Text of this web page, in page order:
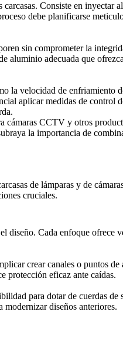
Consiste en
debe planificarse
sin comprometer la
aluminio adecuada que
la velocidad de
aplicar medidas de control
CCTV y otros
la importancia de
de lámparas y de
cruciales.
Cada enfoque ofrece
crear canales o puntos
protección eficaz ante caídas.
para dotar de cuerdas de
diseños anteriores.